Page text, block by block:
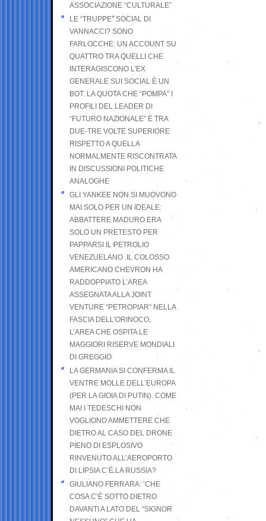
ASSOCIAZIONE “CULTURALE”
LE “TRUPPE” SOCIAL DI
VANNACCI? SONO
FARLOCCHE: UN ACCOUNT SU
QUATTRO TRA QUELLI CHE
INTERAGISCONO L’EX
GENERALE SUI SOCIAL È UN
BOT. LA QUOTA CHE “POMPA” I
PROFILI DEL LEADER DI
“FUTURO NAZIONALE” È TRA
DUE-TRE VOLTE SUPERIORE
RISPETTO A QUELLA
NORMALMENTE RISCONTRATA
IN DISCUSSIONI POLITICHE
ANALOGHE
GLI YANKEE NON SI MUOVONO
MAI SOLO PER UN IDEALE:
ABBATTERE MADURO ERA
SOLO UN PRETESTO PER
PAPPARSI IL PETROLIO
VENEZUELANO .IL COLOSSO
AMERICANO CHEVRON HA
RADDOPPIATO L’AREA
ASSEGNATA ALLA JOINT
VENTURE “PETROPIAR” NELLA
FASCIA DELL’ORINOCO,
L’AREA CHE OSPITA LE
MAGGIORI RISERVE MONDIALI
DI GREGGIO
LA GERMANIA SI CONFERMA IL
VENTRE MOLLE DELL’EUROPA
(PER LA GIOIA DI PUTIN). COME
MAI I TEDESCHI NON
VOGLIONO AMMETTERE CHE
DIETRO AL CASO DEL DRONE
PIENO DI ESPLOSIVO
RINVENUTO ALL’AEROPORTO
DI LIPSIA C’È LA RUSSIA?
GIULIANO FERRARA: ’CHE
COSA C’È SOTTO DIETRO
DAVANTI A LATO DEL “SIGNOR